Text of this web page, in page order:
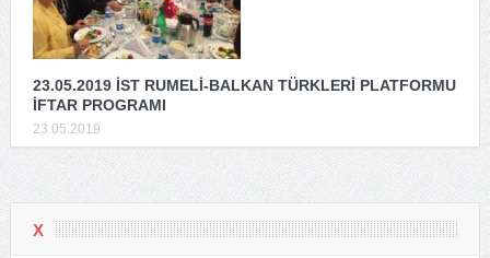
23.05.2019 İST RUMELİ-BALKAN TÜRKLERİ PLATFORMU
İFTAR PROGRAMI
23.05.2019
X